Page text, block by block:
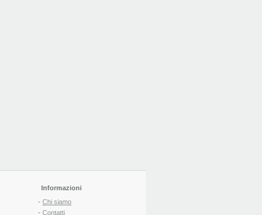
Informazioni
- Chi siamo
- Contatti